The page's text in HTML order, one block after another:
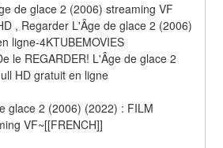
de glace 2 (2006) streaming VF
, Regarder L'Âge de glace 2 (2006)
ligne-4KTUBEMOVIES
le REGARDER! L'Âge de glace 2
HD gratuit en ligne
glace 2 (2006) (2022) : FILM
VF~[[FRENCH]]